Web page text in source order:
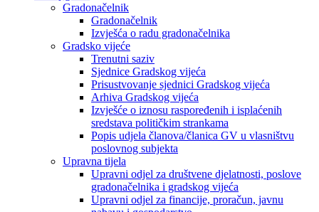
Gradonačelnik
Gradonačelnik
Izvješća o radu gradonačelnika
Gradsko vijeće
Trenutni saziv
Sjednice Gradskog vijeća
Prisustvovanje sjednici Gradskog vijeća
Arhiva Gradskog vijeća
Izvješće o iznosu raspoređenih i isplaćenih
sredstava političkim strankama
Popis udjela članova/članica GV u vlasništvu
poslovnog subjekta
Upravna tijela
Upravni odjel za društvene djelatnosti, poslove
gradonačelnika i gradskog vijeća
Upravni odjel za financije, proračun, javnu